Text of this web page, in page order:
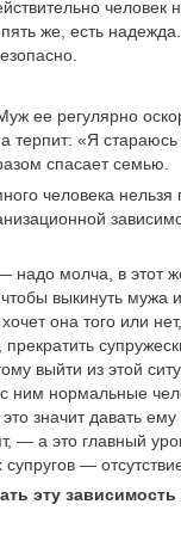
же, есть
регулярно
«Я
спасает семью.
человека нельзя
молча, в этот
выкинуть мужа
она того или
выйти из этой
ним нормальные
значит давать
— а это главный
—
эту